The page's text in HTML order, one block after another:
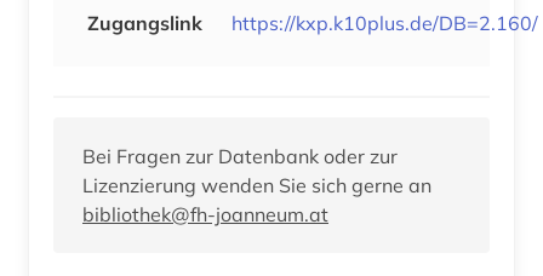
Zugangslink
https://kxp.k10plus.de/DB=2.160/
Bei Fragen zur Datenbank oder zur
Lizenzierung wenden Sie sich gerne an
bibliothek@fh-joanneum.at